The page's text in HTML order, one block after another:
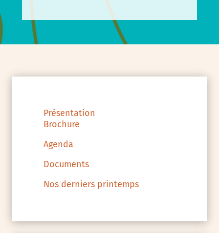
Présentation
Brochure
Agenda
Documents
Nos derniers printemps